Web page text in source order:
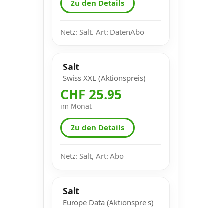
Zu den Details
Netz: Salt, Art: DatenAbo
Salt
Swiss XXL (Aktionspreis)
CHF 25.95
im Monat
Zu den Details
Netz: Salt, Art: Abo
Salt
Europe Data (Aktionspreis)